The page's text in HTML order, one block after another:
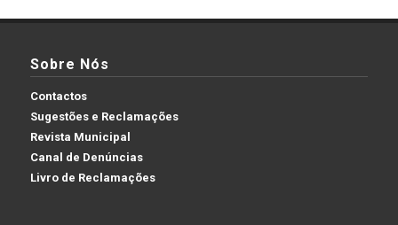
Sobre Nós
Contactos
Sugestões e Reclamações
Revista Municipal
Canal de Denúncias
Livro de Reclamações